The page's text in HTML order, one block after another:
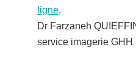
ligne,
Dr Farzaneh
service imagerie GHH